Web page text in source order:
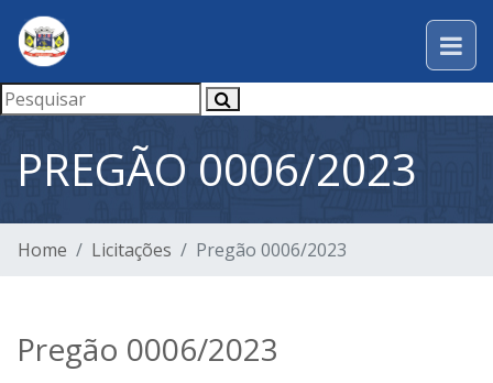
PREGÃO 0006/2023
Home Licitações Pregão 0006/2023
Pregão 0006/2023